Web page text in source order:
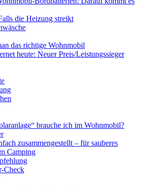
die Heizung streikt
das richtige Wohnmobil
heute: Neuer Preis/Leistungssieger
brauche ich im Wohnmobil?
zusammengestellt – für sauberes
Camping
Check